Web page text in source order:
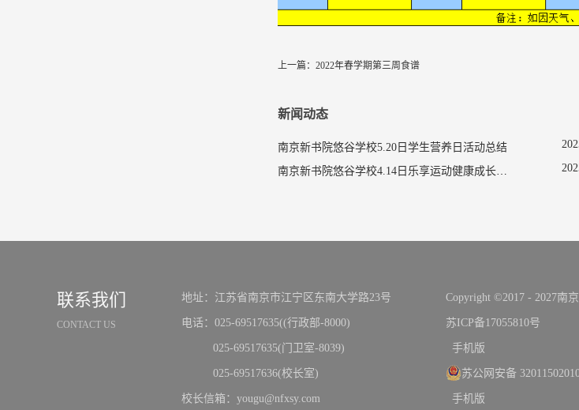
上一篇： 2022年春学期第三周食谱
新闻动态
南京新书院悠谷学校5.20日学生营养日活动总结
联系我们
CONTACT US
地址：江苏省南京市江宁区东南大学路23号
电话：025-69517635((行政部-8000)
025-69517635(门卫室-8039)
025-69517636(校长室)
校长信箱：yougu@nfxsy.com
Copyright ©2017 - 2027南
苏ICP备17055810号
手机版
苏公网安备
手机版